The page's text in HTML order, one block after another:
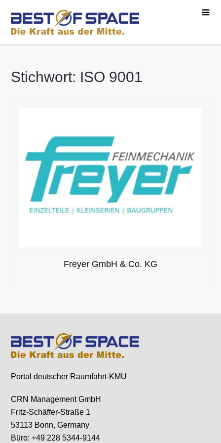
Stichwort: ISO 9001
Freyer GmbH & Co. KG
Portal deutscher Raumfahrt-KMU
CRN Management GmbH
Fritz-Schäffer-Straße 1
53113 Bonn, Germany
Büro: +49 228 5344-9144